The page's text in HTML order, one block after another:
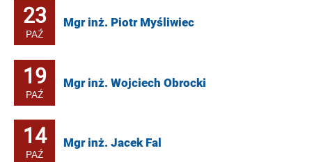
23
PAŹ
Mgr inż. Piotr Myśliwiec
19
PAŹ
Mgr inż. Wojciech Obrocki
14
PAŹ
Mgr inż. Jacek Fal